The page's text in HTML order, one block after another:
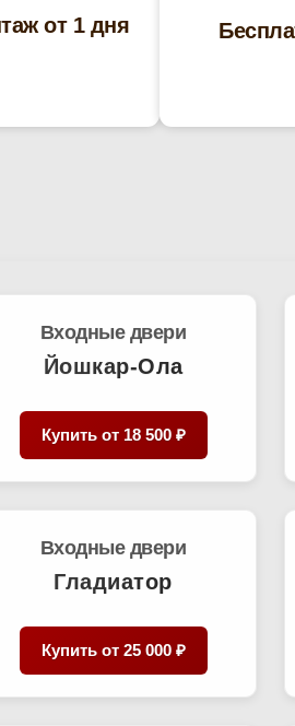
от 1 дня
Входные двери
Йошкар-Ола
Купить от 18 500 ₽
Входные двери
Гладиатор
Купить от 25 000 ₽